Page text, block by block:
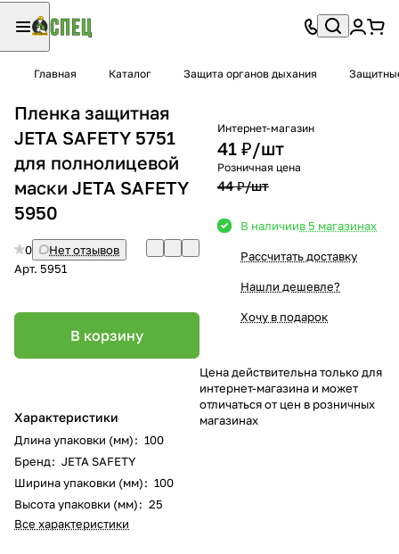
Главная Каталог Защита органов дыхания
Пленка защитная
JETA SAFETY 5751
для полнолицевой
маски JETA SAFETY
5950
0
Нет отзывов
Арт. 5951
В корзину
Характеристики
Длина упаковки (мм): 100
Бренд: JETA SAFETY
Ширина упаковки (мм): 100
Высота упаковки (мм): 25
Все характеристики
Интернет-магазин
41 ₽/шт
Розничная цена
44 ₽/шт
В наличиив 5 магазинах
Рассчитать доставку
Нашли дешевле?
Хочу в подарок
Цена действительна только для
интернет-магазина и может
отличаться от цен в розничных
магазинах